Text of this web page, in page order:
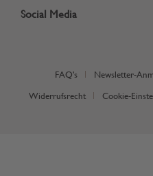
Social Media
FAQ's Newsletter-
Widerrufsrecht Cookie-